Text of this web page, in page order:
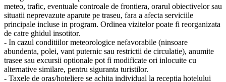
meteo, trafic, eventuale controale de frontiera, orarul obiectivelor sau
situatii neprevazute aparute pe traseu, fara a afecta serviciile
principale incluse in program. Ordinea vizitelor poate fi reorganizata
de catre ghidul insotitor.
- In cazul conditiilor meteorologice nefavorabile (ninsoare
abundenta, polei, vant puternic sau restrictii de circulatie), anumite
trasee sau excursii optionale pot fi modificate ori inlocuite cu
alternative similare, pentru siguranta turistilor.
- Taxele de oras/hoteliere se achita individual la receptia hotelului